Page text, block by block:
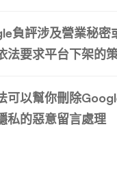
負評涉及營業秘密
法要求平台下架的
可以幫你刪除
私的惡意留言處理